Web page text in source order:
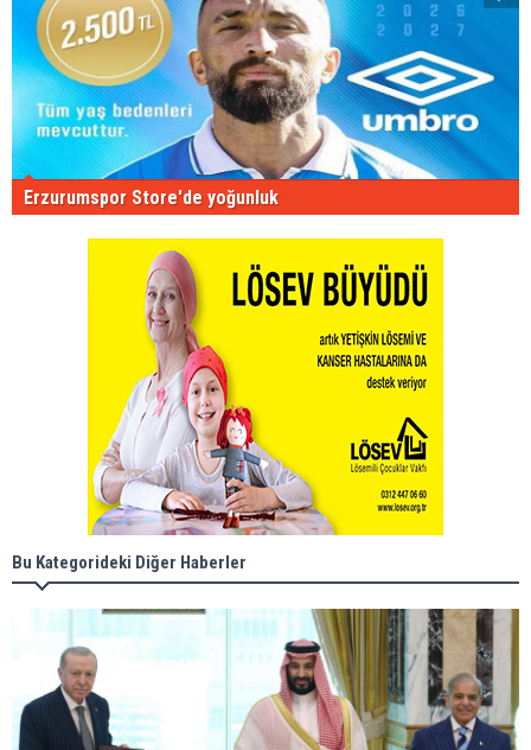
Erzurumspor Store'de yoğunluk
Bu Kategorideki Diğer Haberler